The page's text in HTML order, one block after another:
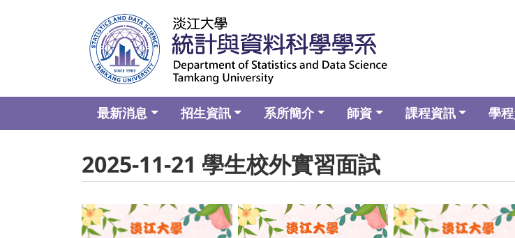
最新消息 招生資訊 系所簡介 師資 課程資訊 學
2025-11-21 學生校外實習面試